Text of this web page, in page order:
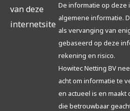
van deze
internetsite
De informatie op deze
algemene informatie.
als vervanging van
gebaseerd op deze
rekening en risico.
Howitec Netting BV
acht om informatie te
en actueel is en
die betrouwbaar